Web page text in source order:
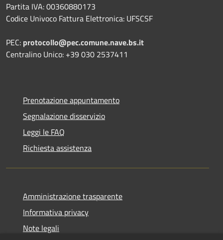
Partita IVA: 00360880173
Codice Univoco Fattura Elettronica: UFSCSF
PEC: protocollo@pec.comune.nave.bs.it
Centralino Unico: +39 030 2537411
Prenotazione appuntamento
Segnalazione disservizio
Leggi le FAQ
Richiesta assistenza
Amministrazione trasparente
Informativa privacy
Note legali